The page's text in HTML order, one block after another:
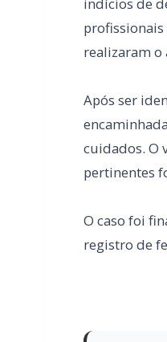
cuidados.
pertinentes
registro de
LEIA